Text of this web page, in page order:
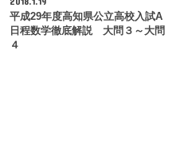
平成29年度高知県公立高校入試A
日程数学徹底解説 大問３～大問
４